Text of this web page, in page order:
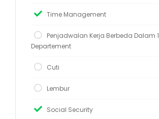
Time Management
Penjadwalan Kerja Berbeda Dalam 1
Departement
Cuti
Lembur
Social Security